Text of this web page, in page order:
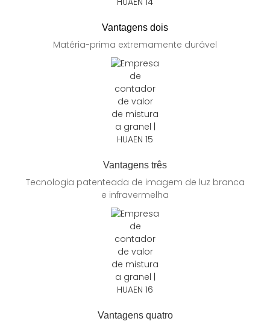
Vantagens dois
Matéria-prima extremamente durável
Vantagens três
Tecnologia patenteada de imagem de luz branca
e infravermelha
Vantagens quatro